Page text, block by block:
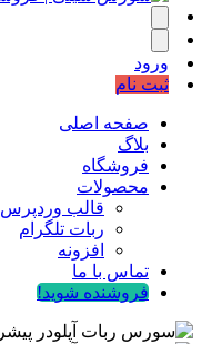
ورود
ثبت نام
صفحه اصلی
بلاگ
فروشگاه
محصولات
قالب وردپرس
ربات تلگرام
افزونه
تماس با ما
فروشنده شوید!